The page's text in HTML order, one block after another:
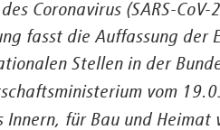
Coronavirus (SARS-
fasst die Auffassung der
Stellen in der
vom
Innern, für Bau und